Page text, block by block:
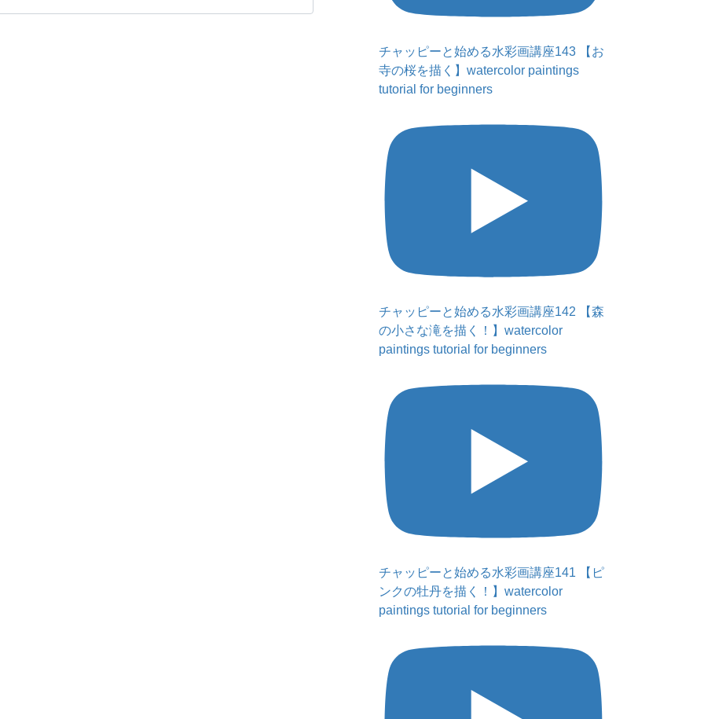
チャッピーと始める水彩画講座143 【お
寺の桜を描く】watercolor paintings
tutorial for beginners
チャッピーと始める水彩画講座142 【森
の小さな滝を描く！】watercolor
paintings tutorial for beginners
チャッピーと始める水彩画講座141 【ピ
ンクの牡丹を描く！】watercolor
paintings tutorial for beginners